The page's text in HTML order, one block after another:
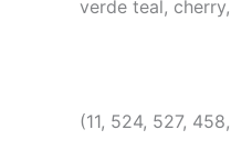
verde teal,
(11, 524, 527,